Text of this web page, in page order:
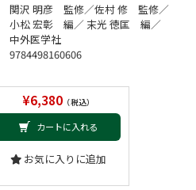
関沢 明彦 監修／佐村 修 監修／
小松 宏彰 編／ 末光 徳匡 編／
中外医学社
9784498160606
¥6,380（税込）
カートに入れる
お気に入りに追加